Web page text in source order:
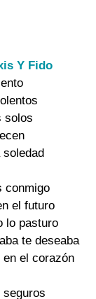
Y Fido
solos
soledad
conmigo
el futuro
lo pasturo
te deseaba
el corazón